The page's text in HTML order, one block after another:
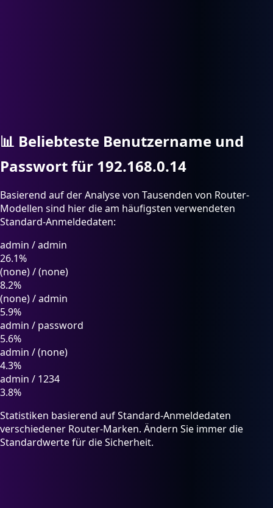
📊 Beliebteste Benutzername und
Passwort für 192.168.0.14
Basierend auf der Analyse von Tausenden von Router-
Modellen sind hier die am häufigsten verwendeten
Standard-Anmeldedaten:
admin /admin
26.1%
(none)/(none)
8.2%
(none)/admin
5.9%
admin / password
5.6%
admin /(none)
4.3%
admin / 1234
3.8%
Statistiken basierend auf Standard-Anmeldedaten
verschiedener Router-Marken. Ändern Sie immer die
Standardwerte für die Sicherheit.